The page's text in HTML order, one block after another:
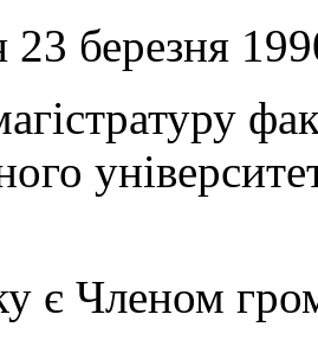
23 березня
є Членом